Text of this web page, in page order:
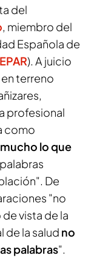
del
, miembro del
Española de
). A juicio
terreno
profesional
como
lo que
De
"no
vista de la
de la salud no
palabras".